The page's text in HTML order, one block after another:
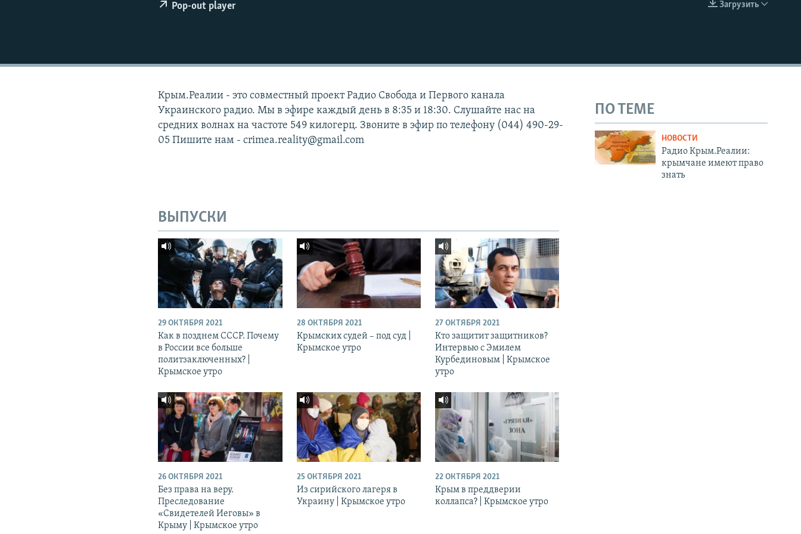
УКРАИНСКАЯ ПРОБЛЕМА КРЫМА
EMBED
Загрузить
Pop-out player
Крым.Реалии - это совместный проект Радио Свобода и Первого канала
Украинского радио. Мы в эфире каждый день в 8:35 и 18:30. Слушайте нас на
средних волнах на частоте 549 килогерц. Звоните в эфир по телефону (044) 490-29-
05 Пишите нам - crimea.reality@gmail.com
ПО ТЕМЕ
НОВОСТИ
Радио Крым.Реалии:
крымчане имеют право
знать
ВЫПУСКИ
29 ОКТЯБРЯ 2021
Как в позднем СССР. Почему
в России все больше
политзаключенных? |
Крымское утро
28 ОКТЯБРЯ 2021
Крымских судей – под суд |
Крымское утро
27 ОКТЯБРЯ 2021
Кто защитит защитников?
Интервью с Эмилем
Курбединовым | Крымское
утро
26 ОКТЯБРЯ 2021
Без права на веру.
Преследование
«Свидетелей Иеговы» в
Крыму | Крымское утро
25 ОКТЯБРЯ 2021
Из сирийского лагеря в
Украину | Крымское утро
22 ОКТЯБРЯ 2021
Крым в преддверии
коллапса? | Крымское утро